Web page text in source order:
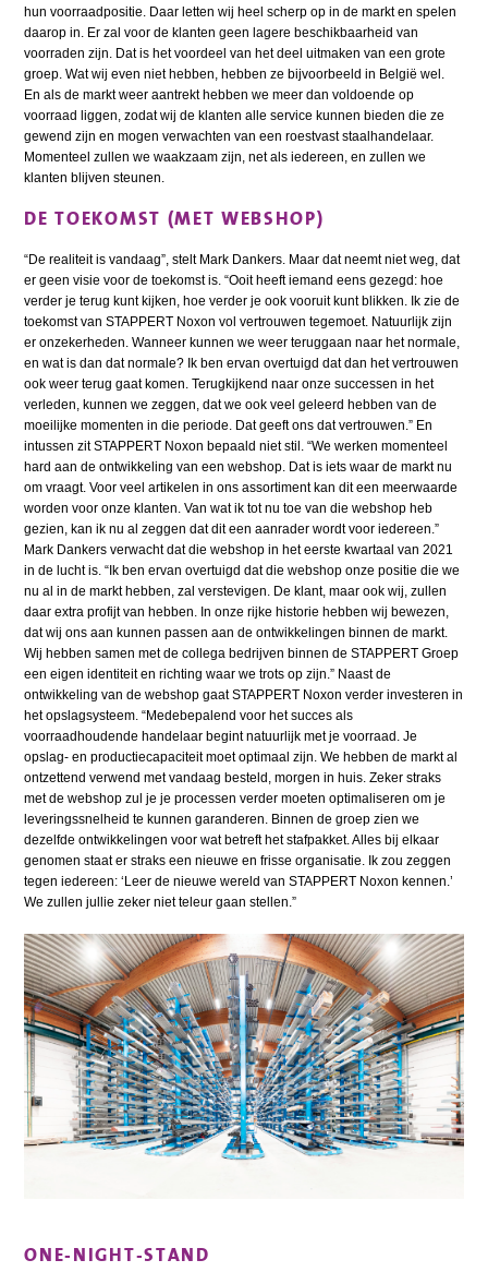
hun voorraadpositie. Daar letten wij heel scherp op in de markt en spelen
daarop in. Er zal voor de klanten geen lagere beschikbaarheid van
voorraden zijn. Dat is het voordeel van het deel uitmaken van een grote
groep. Wat wij even niet hebben, hebben ze bijvoorbeeld in België wel.
En als de markt weer aantrekt hebben we meer dan voldoende op
voorraad liggen, zodat wij de klanten alle service kunnen bieden die ze
gewend zijn en mogen verwachten van een roestvast staalhandelaar.
Momenteel zullen we waakzaam zijn, net als iedereen, en zullen we
klanten blijven steunen.
DE TOEKOMST (MET WEBSHOP)
“De realiteit is vandaag”, stelt Mark Dankers. Maar dat neemt niet weg, dat
er geen visie voor de toekomst is. “Ooit heeft iemand eens gezegd: hoe
verder je terug kunt kijken, hoe verder je ook vooruit kunt blikken. Ik zie de
toekomst van STAPPERT Noxon vol vertrouwen tegemoet. Natuurlijk zijn
er onzekerheden. Wanneer kunnen we weer teruggaan naar het normale,
en wat is dan dat normale? Ik ben ervan overtuigd dat dan het vertrouwen
ook weer terug gaat komen. Terugkijkend naar onze successen in het
verleden, kunnen we zeggen, dat we ook veel geleerd hebben van de
moeilijke momenten in die periode. Dat geeft ons dat vertrouwen.” En
intussen zit STAPPERT Noxon bepaald niet stil. “We werken momenteel
hard aan de ontwikkeling van een webshop. Dat is iets waar de markt nu
om vraagt. Voor veel artikelen in ons assortiment kan dit een meerwaarde
worden voor onze klanten. Van wat ik tot nu toe van die webshop heb
gezien, kan ik nu al zeggen dat dit een aanrader wordt voor iedereen.”
Mark Dankers verwacht dat die webshop in het eerste kwartaal van 2021
in de lucht is. “Ik ben ervan overtuigd dat die webshop onze positie die we
nu al in de markt hebben, zal verstevigen. De klant, maar ook wij, zullen
daar extra profijt van hebben. In onze rijke historie hebben wij bewezen,
dat wij ons aan kunnen passen aan de ontwikkelingen binnen de markt.
Wij hebben samen met de collega bedrijven binnen de STAPPERT Groep
een eigen identiteit en richting waar we trots op zijn.” Naast de
ontwikkeling van de webshop gaat STAPPERT Noxon verder investeren in
het opslagsysteem. “Medebepalend voor het succes als
voorraadhoudende handelaar begint natuurlijk met je voorraad. Je
opslag- en productiecapaciteit moet optimaal zijn. We hebben de markt al
ontzettend verwend met vandaag besteld, morgen in huis. Zeker straks
met de webshop zul je je processen verder moeten optimaliseren om je
leveringssnelheid te kunnen garanderen. Binnen de groep zien we
dezelfde ontwikkelingen voor wat betreft het stafpakket. Alles bij elkaar
genomen staat er straks een nieuwe en frisse organisatie. Ik zou zeggen
tegen iedereen: ‘Leer de nieuwe wereld van STAPPERT Noxon kennen.’
We zullen jullie zeker niet teleur gaan stellen.”
ONE-NIGHT-STAND